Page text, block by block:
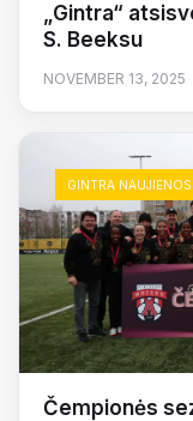
„Gintra“
S. Beeksu
NOVEMBER 13, 2025
GINTRA NAUJIENOS
Čempionės